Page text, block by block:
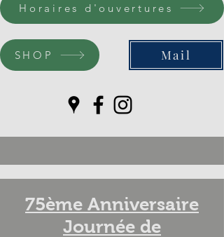
Horaires d'ouvertures
SHOP Mail
75ème Anniversaire
Journée de